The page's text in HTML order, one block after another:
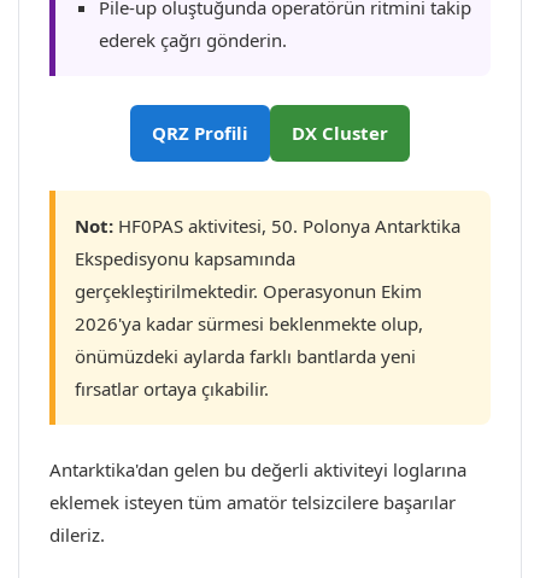
Pile-up oluştuğunda operatörün ritmini takip
ederek çağrı gönderin.
QRZ Profili DX Cluster
Not: HF0PAS aktivitesi, 50. Polonya Antarktika
Ekspedisyonu kapsamında
gerçekleştirilmektedir. Operasyonun Ekim
2026'ya kadar sürmesi beklenmekte olup,
önümüzdeki aylarda farklı bantlarda yeni
fırsatlar ortaya çıkabilir.
Antarktika'dan gelen bu değerli aktiviteyi loglarına
eklemek isteyen tüm amatör telsizcilere başarılar
dileriz.